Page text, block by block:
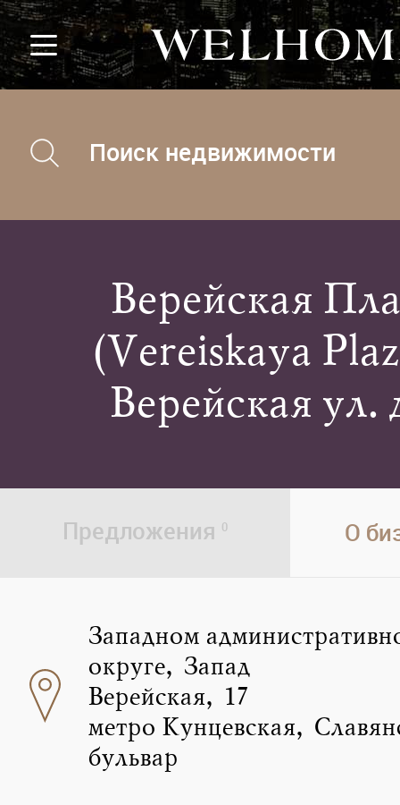
Поиск недвижимости
Верейская
(Vereiskaya
Верейская ул.
Предложения 0 О
Западном
округе, Запад
Верейская, 17
метро Кунцевская,
бульвар